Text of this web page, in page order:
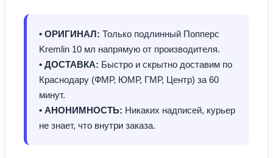
• ОРИГИНАЛ: Только подлинный Попперс
Kremlin 10 мл напрямую от производителя.
• ДОСТАВКА: Быстро и скрытно доставим по
Краснодару (ФМР, ЮМР, ГМР, Центр) за 60
минут.
• АНОНИМНОСТЬ: Никаких надписей, курьер
не знает, что внутри заказа.